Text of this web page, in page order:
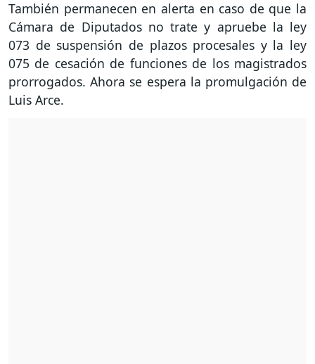
También permanecen en alerta en caso de que la
Cámara de Diputados no trate y apruebe la ley
073 de suspensión de plazos procesales y la ley
075 de cesación de funciones de los magistrados
prorrogados. Ahora se espera la promulgación de
Luis Arce.